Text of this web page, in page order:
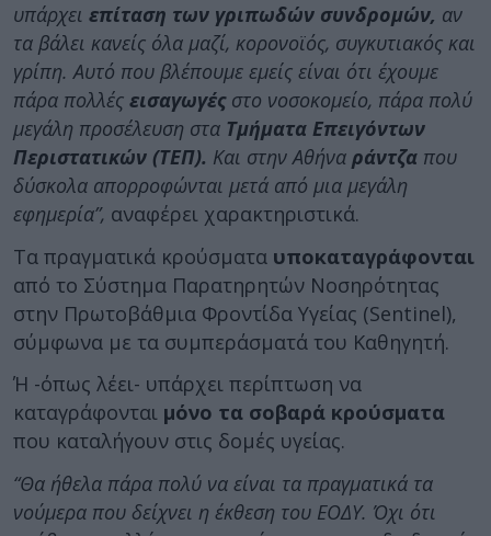
υπάρχει επίταση των γριπωδών συνδρομών, αν
τα βάλει κανείς όλα μαζί, κορονοϊός, συγκυτιακός και
γρίπη. Αυτό που βλέπουμε εμείς είναι ότι έχουμε
πάρα πολλές εισαγωγέςστο νοσοκομείο, πάρα πολύ
μεγάλη προσέλευση στα Τμήματα Επειγόντων
Περιστατικών (ΤΕΠ). Και στην Αθήνα ράντζα που
δύσκολα απορροφώνται μετά από μια μεγάλη
εφημερία”, αναφέρει χαρακτηριστικά.
Τα πραγματικά κρούσματα υποκαταγράφονται
από το Σύστημα Παρατηρητών Νοσηρότητας
στην Πρωτοβάθμια Φροντίδα Υγείας (Sentinel),
σύμφωνα με τα συμπεράσματά του Καθηγητή.
Ή -όπως λέει- υπάρχει περίπτωση να
καταγράφονται μόνο τα σοβαρά κρούσματα
που καταλήγουν στις δομές υγείας.
“Θα ήθελα πάρα πολύ να είναι τα πραγματικά τα
νούμερα που δείχνει η έκθεση του ΕΟΔΥ. Όχι ότι